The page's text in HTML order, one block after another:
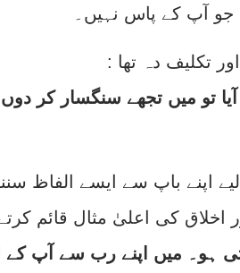
جو آپ کے پاس نہیں۔
تکلیف دہ تھا
آیا تو میں تجھے سنگسار کر
اپنے باپ سے ایسے الفاظ
اخلاق کی اعلیٰ مثال قائم